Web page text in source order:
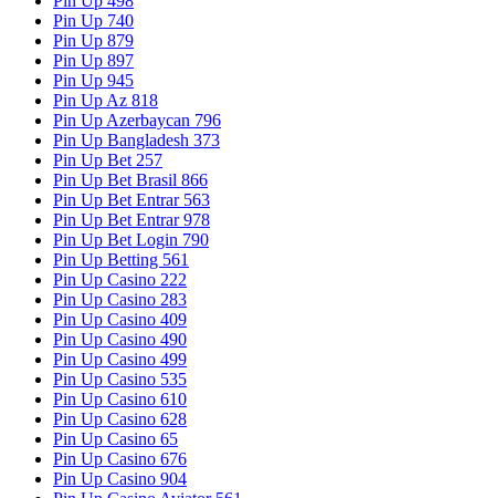
Pin Up 740
Pin Up 879
Pin Up 897
Pin Up 945
Pin Up Az 818
Pin Up Azerbaycan 796
Pin Up Bangladesh 373
Pin Up Bet 257
Pin Up Bet Brasil 866
Pin Up Bet Entrar 563
Pin Up Bet Entrar 978
Pin Up Bet Login 790
Pin Up Betting 561
Pin Up Casino 222
Pin Up Casino 283
Pin Up Casino 409
Pin Up Casino 490
Pin Up Casino 499
Pin Up Casino 535
Pin Up Casino 610
Pin Up Casino 628
Pin Up Casino 65
Pin Up Casino 676
Pin Up Casino 904